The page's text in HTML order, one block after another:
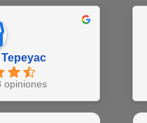
opiniones